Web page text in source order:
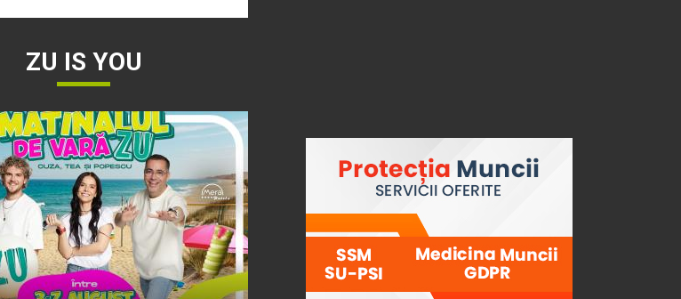
ZU IS YOU